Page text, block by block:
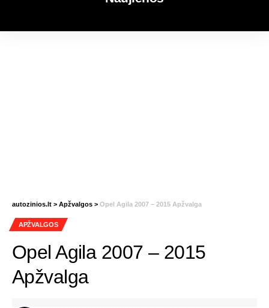
autozinios.lt > Apžvalgos > Opel Agila 2007 – 2015 Apžvalga
APŽVALGOS
Opel Agila 2007 – 2015
Apžvalga